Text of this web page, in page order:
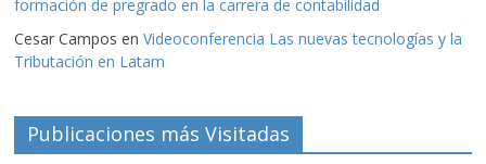
formación de pregrado en la carrera de contabilidad
Cesar Campos enVideoconferencia Las nuevas tecnologías y la
Tributación en Latam
Publicaciones más Visitadas